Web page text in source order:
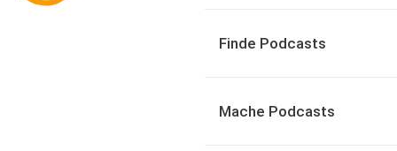
Finde Podcasts
Mache Podcasts